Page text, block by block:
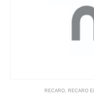
RECARO, RECARO